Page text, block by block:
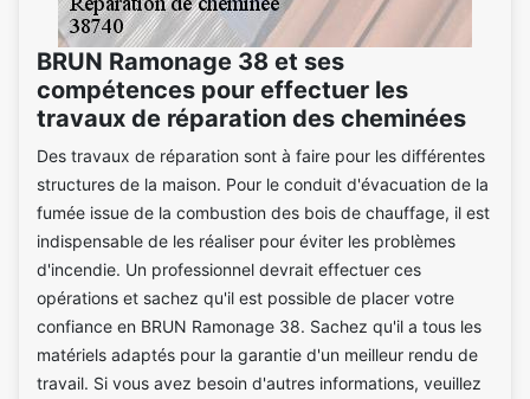
BRUN Ramonage 38 et ses
compétences pour effectuer les
travaux de réparation des cheminées
Des travaux de réparation sont à faire pour les différentes
structures de la maison. Pour le conduit d'évacuation de la
fumée issue de la combustion des bois de chauffage, il est
indispensable de les réaliser pour éviter les problèmes
d'incendie. Un professionnel devrait effectuer ces
opérations et sachez qu'il est possible de placer votre
confiance en BRUN Ramonage 38. Sachez qu'il a tous les
matériels adaptés pour la garantie d'un meilleur rendu de
travail. Si vous avez besoin d'autres informations, veuillez